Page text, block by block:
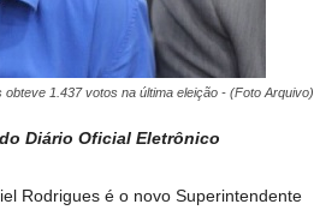
obteve 1.437 votos na última eleição - (Foto Arquivo)
Diário Oficial Eletrônico
Rodrigues é o novo Superintendente